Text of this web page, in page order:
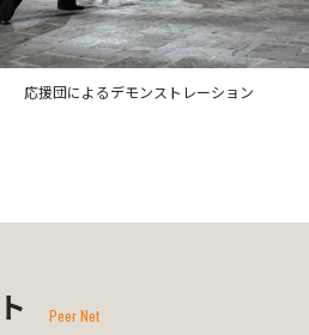
応援団によるデモンストレーション
Peer Net